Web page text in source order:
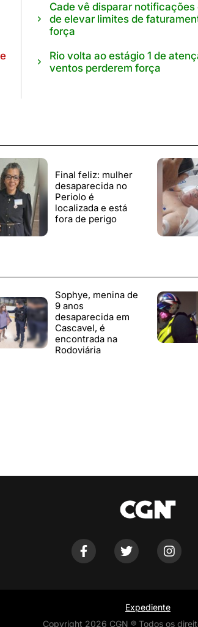
Cade vê disparar notificações
de elevar limites de
força
Rio volta ao estágio 1 de
ventos perderem força
Final feliz: mulher
desaparecida no
Periolo é
localizada e está
fora de perigo
Sophye, menina de
9 anos
desaparecida em
Cascavel, é
encontrada na
Rodoviária
Expediente
Copyright 2026 CGN ® Todos os